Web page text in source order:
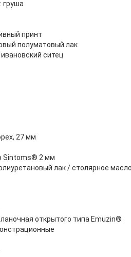
груша
принт
полуматовый лак
ситец
27 мм
Sintoms® 2 мм
лак / столярное масло
открытого типа Emuzin®